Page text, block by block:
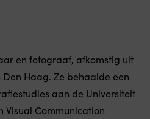
en fotograaf, afkomstig uit
Haag. Ze behaalde een
aan de Universiteit
Visual Communication